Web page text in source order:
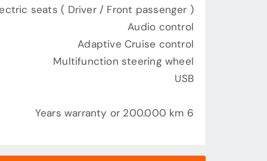
seats ( Driver / Front passenger )
Audio control
Adaptive Cruise control
Multifunction steering wheel
USB
6 Years warranty or 200.000 km